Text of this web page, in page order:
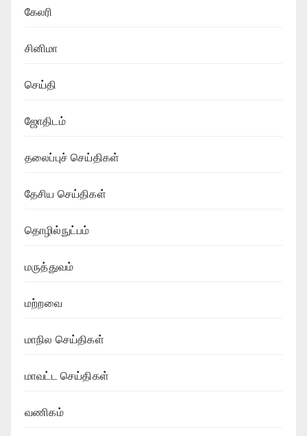
கேலரி
சினிமா
செய்தி
ஜோதிடம்
தலைப்புச் செய்திகள்
தேசிய செய்திகள்
தொழில்நுட்பம்
மருத்துவம்
மற்றவை
மாநில செய்திகள்
மாவட்ட செய்திகள்
வணிகம்